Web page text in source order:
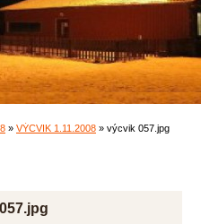
» VÝCVIK 1.11.2008 » výcvik 057.jpg